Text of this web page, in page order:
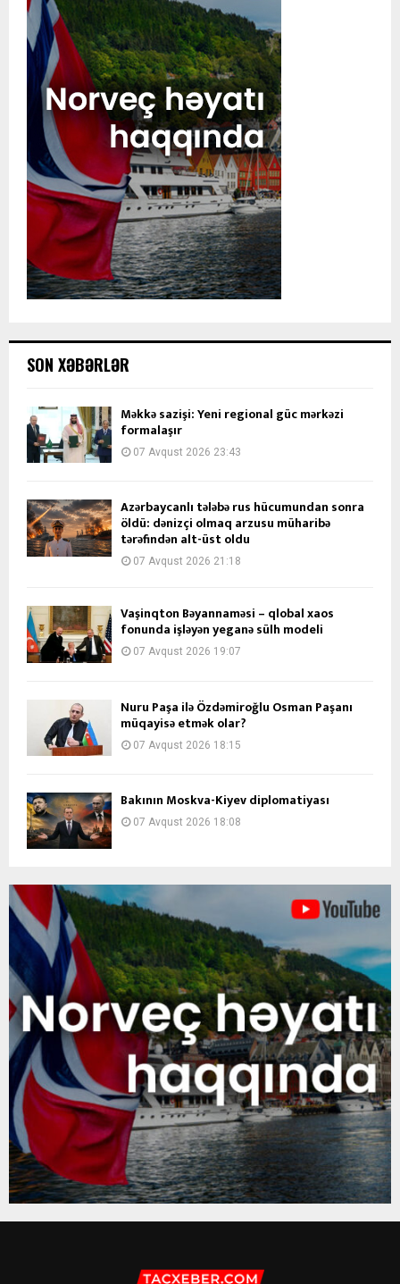
SON XƏBƏRLƏR
Məkkə sazişi: Yeni regional güc mərkəzi
formalaşır
07 Avqust 2026 23:43
Azərbaycanlı tələbə rus hücumundan sonra
öldü: dənizçi olmaq arzusu müharibə
tərəfindən alt-üst oldu
07 Avqust 2026 21:18
Vaşinqton Bəyannaməsi – qlobal xaos
fonunda işləyən yeganə sülh modeli
07 Avqust 2026 19:07
Nuru Paşa ilə Özdəmiroğlu Osman Paşanı
müqayisə etmək olar?
07 Avqust 2026 18:15
Bakının Moskva-Kiyev diplomatiyası
07 Avqust 2026 18:08